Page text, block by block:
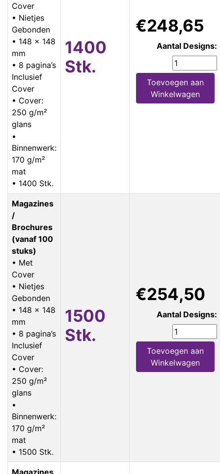
Cover
• Nietjes
Gebonden
• 148 x 148
mm
• 8 pagina’s
Inclusief
Cover
• Cover:
250 g/m²
glans
•
Binnenwerk:
170 g/m²
mat
• 1400 Stk.
1400
Stk.
€248,65
Aantal Designs:
Toevoegen aan
Winkelwagen
Magazines
/
Brochures
(vanaf 100
stuks)
• Met
Cover
• Nietjes
Gebonden
• 148 x 148
mm
• 8 pagina’s
Inclusief
Cover
• Cover:
250 g/m²
glans
•
Binnenwerk:
170 g/m²
mat
• 1500 Stk.
1500
Stk.
€254,50
Aantal Designs:
Toevoegen aan
Winkelwagen
Magazines